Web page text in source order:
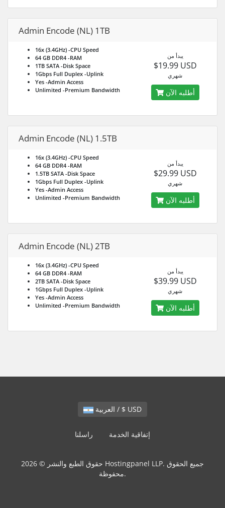
Admin Encode (NL) 1TB
16x (3.4GHz) -CPU Speed
64 GB DDR4 -RAM
1TB SATA -Disk Space
1Gbps Full Duplex -Uplink
Yes -Admin Access
Unlimited -Premium Bandwidth
يبدأ من
$19.99 USD
شهري
أطلبه الآن
Admin Encode (NL) 1.5TB
16x (3.4GHz) -CPU Speed
64 GB DDR4 -RAM
1.5TB SATA -Disk Space
1Gbps Full Duplex -Uplink
Yes -Admin Access
Unlimited -Premium Bandwidth
يبدأ من
$29.99 USD
شهري
أطلبه الآن
Admin Encode (NL) 2TB
16x (3.4GHz) -CPU Speed
64 GB DDR4 -RAM
2TB SATA -Disk Space
1Gbps Full Duplex -Uplink
Yes -Admin Access
Unlimited -Premium Bandwidth
يبدأ من
$39.99 USD
شهري
أطلبه الآن
العربية / $ USD
راسلنا إتفاقية الخدمة
حقوق الطبع والنشر © 2026 Hostingpanel LLP. جميع الحقوق
محفوظة.